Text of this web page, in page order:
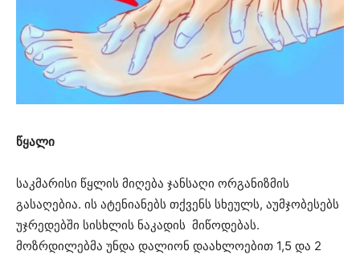
წყალი
საკმარისი წყლის მიღება ჯანსაღი ორგანიზმის
გასაღებია. ის ატენიანებს თქვენს სხეულს, აუმჯობესებს
უჯრედებში სისხლის ნაკადის მიწოდებას.
მოზრდილებმა უნდა დალიონ დაახლოებით 1,5 და 2